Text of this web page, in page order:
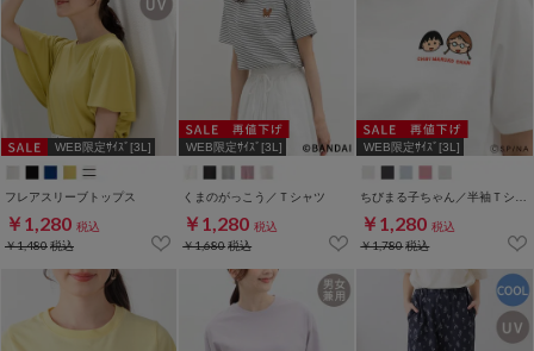
WEB限定ｻｲｽﾞ[3L]
フレアスリーブトップス
￥1,280 税込
￥1,480税込
WEB限定ｻｲｽﾞ[3L]
くまのがっこう／Ｔシャツ
￥1,280 税込
￥1,680税込
WEB限定ｻｲｽﾞ[3L]
￥1,280 税込
￥1,780税込